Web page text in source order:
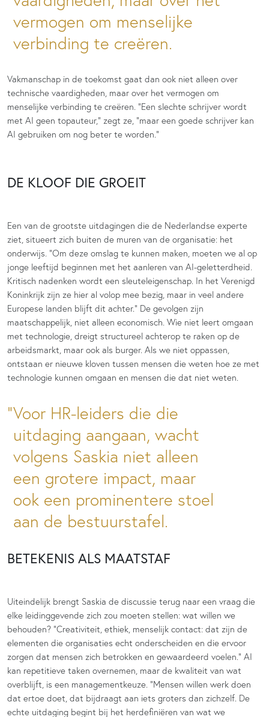
vermogen om menselijke
verbinding te creëren.
Vakmanschap in de toekomst gaat dan ook niet alleen over
technische vaardigheden, maar over het vermogen om
menselijke verbinding te creëren. “Een slechte schrijver wordt
met AI geen topauteur,” zegt ze, “maar een goede schrijver kan
AI gebruiken om nog beter te worden.”
DE KLOOF DIE GROEIT
Een van de grootste uitdagingen die de Nederlandse experte
ziet, situeert zich buiten de muren van de organisatie: het
onderwijs. “Om deze omslag te kunnen maken, moeten we al op
jonge leeftijd beginnen met het aanleren van AI-geletterdheid.
Kritisch nadenken wordt een sleuteleigenschap. In het Verenigd
Koninkrijk zijn ze hier al volop mee bezig, maar in veel andere
Europese landen blijft dit achter.” De gevolgen zijn
maatschappelijk, niet alleen economisch. Wie niet leert omgaan
met technologie, dreigt structureel achterop te raken op de
arbeidsmarkt, maar ook als burger. Als we niet oppassen,
ontstaan er nieuwe kloven tussen mensen die weten hoe ze met
technologie kunnen omgaan en mensen die dat niet weten.
Voor HR-leiders die die
uitdaging aangaan, wacht
volgens Saskia niet alleen
een grotere impact, maar
ook een prominentere stoel
aan de bestuurstafel.
BETEKENIS ALS MAATSTAF
Uiteindelijk brengt Saskia de discussie terug naar een vraag die
elke leidinggevende zich zou moeten stellen: wat willen we
behouden? “Creativiteit, ethiek, menselijk contact: dat zijn de
elementen die organisaties echt onderscheiden en die ervoor
zorgen dat mensen zich betrokken en gewaardeerd voelen.” AI
kan repetitieve taken overnemen, maar de kwaliteit van wat
overblijft, is een managementkeuze. “Mensen willen werk doen
dat ertoe doet, dat bijdraagt aan iets groters dan zichzelf. De
echte uitdaging begint bij het herdefiniëren van wat we